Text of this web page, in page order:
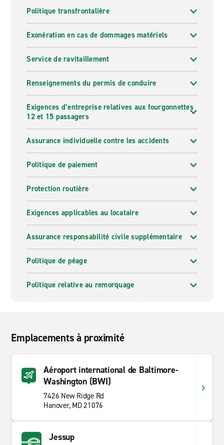
Politique transfrontalière
Exonération en cas de dommages matériels
Service de ravitaillement
Renseignements du permis de conduire
Exigences d’entreprise relatives aux fourgonnettes
12 et 15 passagers
Assurance individuelle contre les accidents
Politique de paiement
Protection routière
Exigences applicables au locataire
Assurance responsabilité civile supplémentaire
Politique de péage
Politique relative au remorquage
Emplacements à proximité
Aéroport international de Baltimore-
Washington (BWI)
7426 New Ridge Rd
Hanover, MD 21076
Jessup